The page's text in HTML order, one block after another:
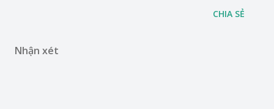
CHIA SẺ
Nhận xét